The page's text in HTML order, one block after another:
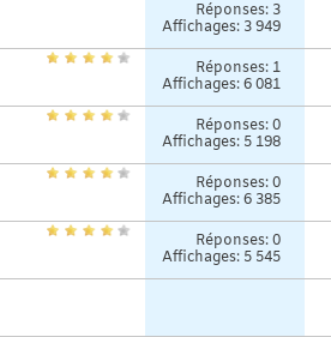
Réponses: 3
Affichages: 3 949
Réponses: 1
Affichages: 6 081
Réponses:0
Affichages: 5 198
Réponses:0
Affichages: 6 385
Réponses:0
Affichages: 5 545